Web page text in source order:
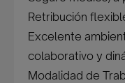
Retribución
Excelente
colaborativo y
Modalidad de